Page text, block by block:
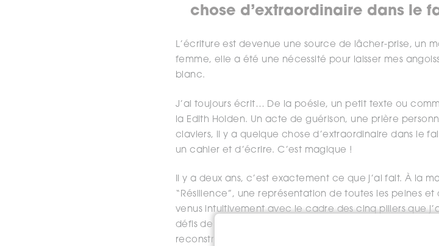
chose d’extraordinaire dans le
L’écriture est devenue une source de lâcher-prise, un
femme, elle a été une nécessité pour laisser mes
blanc.
J’ai toujours écrit… De la poésie, un petit texte ou
la Edith Holden. Un acte de guérison, une prière
claviers, il y a quelque chose d’extraordinaire dans le
un cahier et d’écrire. C’est magique !
Il y a deux ans, c’est exactement ce que j’ai fait. À la
“Résilience”, une représentation de toutes les peines et
venus intuitivement avec le cadre des cinq piliers que
défis de la vie : Ancrage, Acceptation, Alignement,
reconstruction m’ont permis de retrouver mon corps,